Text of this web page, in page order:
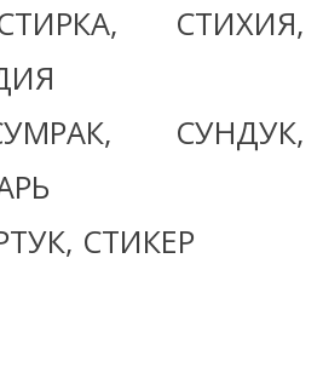
СТИХИЯ,
СУНДУК,
СТИКЕР